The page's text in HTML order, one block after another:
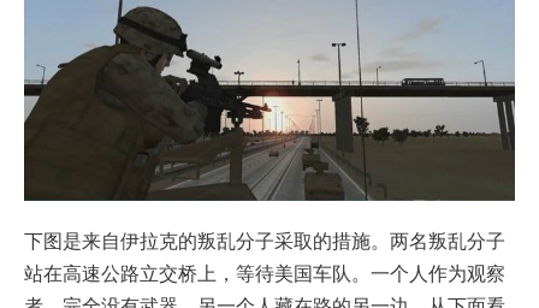
下图是来自伊拉克的叛乱分子采取的措施。两名叛乱分子
站在高速公路立交桥上，等待美国车队。一个人作为观察